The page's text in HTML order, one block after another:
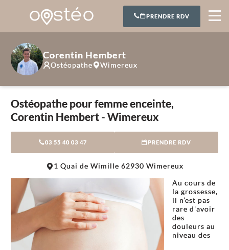
PRENDRE RDV
Corentin Hembert
Ostéopathe Wimereux
Ostéopathe pour femme enceinte,
Corentin Hembert - Wimereux
03 55 40 03 47 PRENDRE RDV
+
−
1 Quai de Wimille 62930 Wimereux
Au cours de
la grossesse,
il n’est pas
rare d'avoir
des
douleurs au
niveau des